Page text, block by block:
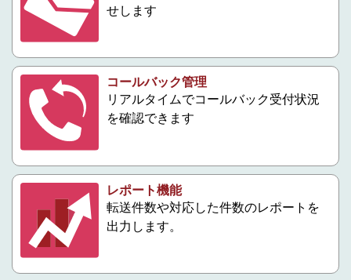
せします
コールバック管理
リアルタイムでコールバック受付状況
を確認できます
レポート機能
転送件数や対応した件数のレポートを
出力します。